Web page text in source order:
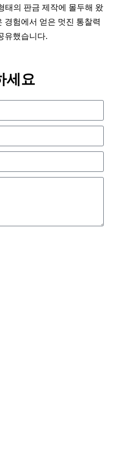
태의 판금 제작에 몰두해 왔
경험에서 얻은 멋진 통찰력
유했습니다.
세요